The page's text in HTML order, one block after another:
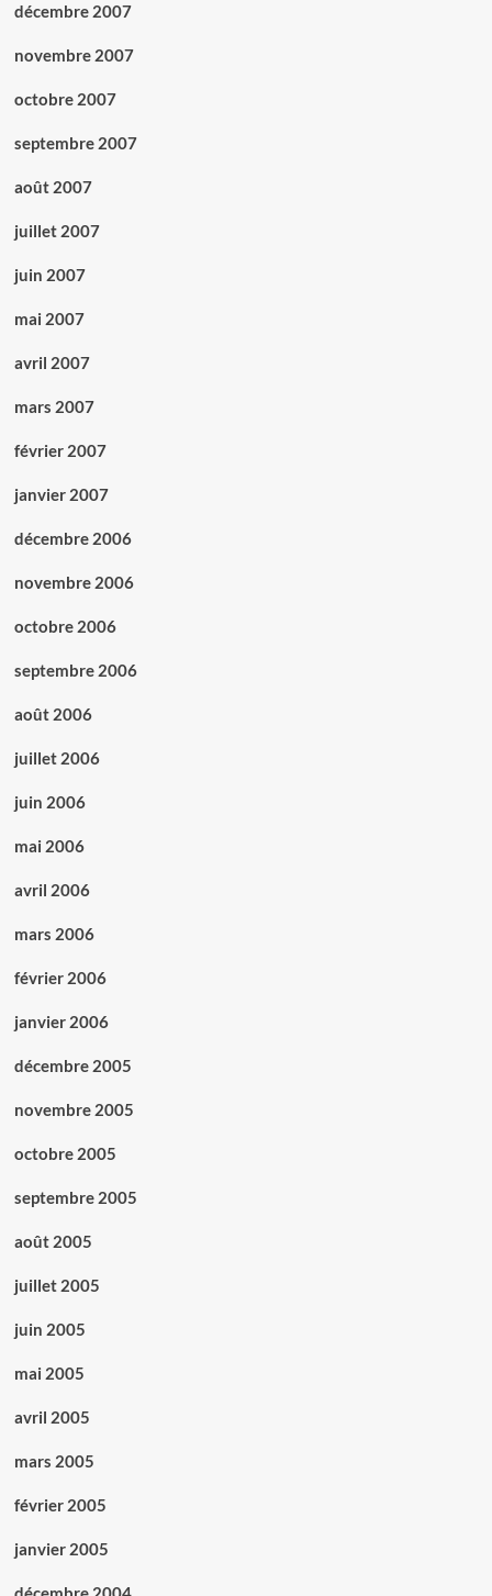
décembre 2007
novembre 2007
octobre 2007
septembre 2007
août 2007
juillet 2007
juin 2007
mai 2007
avril 2007
mars 2007
février 2007
janvier 2007
décembre 2006
novembre 2006
octobre 2006
septembre 2006
août 2006
juillet 2006
juin 2006
mai 2006
avril 2006
mars 2006
février 2006
janvier 2006
décembre 2005
novembre 2005
octobre 2005
septembre 2005
août 2005
juillet 2005
juin 2005
mai 2005
avril 2005
mars 2005
février 2005
janvier 2005